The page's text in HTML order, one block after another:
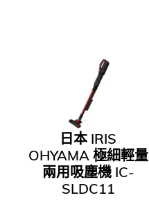
日本 IRIS
OHYAMA 極細輕量
兩用吸塵機 IC-
SLDC11